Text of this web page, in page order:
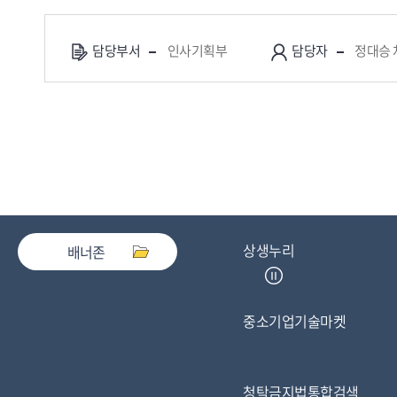
담당부서 인사기획부 담당자 정대승
배너존 상생누리
중소기업기술마켓
청탁금지법통합검색